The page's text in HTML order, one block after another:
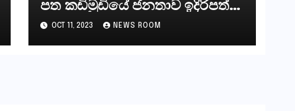
පත කඩිමුඩියේ ජනතාව ඉදිරිපත්
කරන්නේ?
OCT 11, 2023 NEWS ROOM